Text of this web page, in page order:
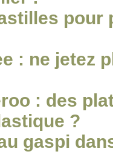
pour
: ne jetez
: des
?
gaspi